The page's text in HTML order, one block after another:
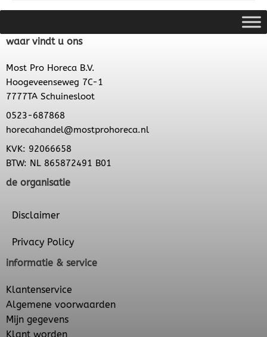
waar vindt u ons
Most Pro Horeca B.V.
Hoogeveenseweg 7C-1
7777TA Schuinesloot
0523-687868
horecahandel@mostprohoreca.nl
KVK: 92066658
BTW: NL 865872491 B01
de organisatie
Disclaimer
Privacy Policy
informatie & service
Klantenservice
Algemene voorwaarden
Mijn gegevens
Klant worden